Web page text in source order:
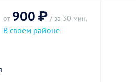
от 900 ₽ / за 30 мин.
В своём районе